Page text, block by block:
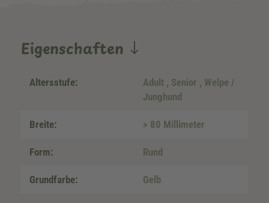
Eigenschaften
Altersstufe: Adult , Senior , Welpe /
Junghund
Breite: > 80 Millimeter
Form: Rund
Grundfarbe: Gelb